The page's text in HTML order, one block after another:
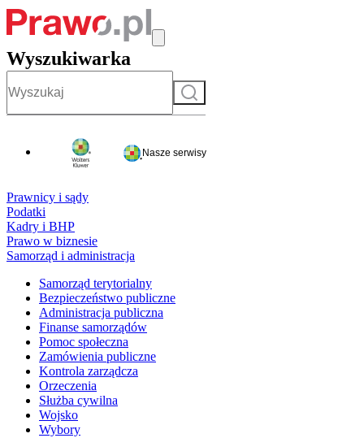
Wyszukiwarka
Szukaj
Nasze serwisy
Prawnicy i sądy
Podatki
Kadry i BHP
Prawo w biznesie
Samorząd i administracja
Samorząd terytorialny
Bezpieczeństwo publiczne
Administracja publiczna
Finanse samorządów
Pomoc społeczna
Zamówienia publiczne
Kontrola zarządcza
Orzeczenia
Służba cywilna
Wojsko
Wybory